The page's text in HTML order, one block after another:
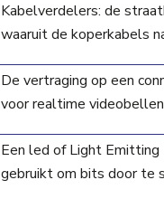
Kabelverdelers: de
waaruit de koperkabels
De vertraging op een
voor realtime
Een led of Light
gebruikt om bits door te